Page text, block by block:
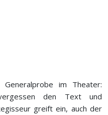
im Theater:
den Text und
greift ein, auch der